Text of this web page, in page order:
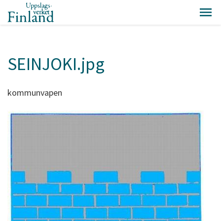
SEINJOKI.jpg
kommunvapen